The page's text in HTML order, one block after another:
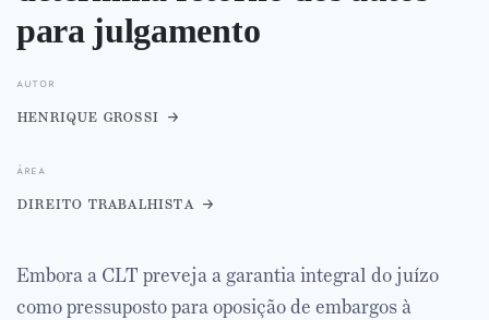
para julgamento
autor
henrique grossi
área
direito trabalhista
Embora a CLT preveja a garantia integral do juízo
como pressuposto para oposição de embargos à